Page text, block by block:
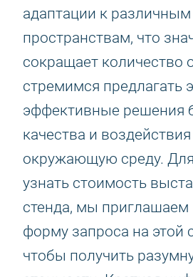
адаптации к
пространствам, что
сокращает количество
стремимся предлагать
эффективные решения
качества и
окружающую среду. Для
узнать стоимость
стенда, мы приглашаем
форму запроса на этой
чтобы получить